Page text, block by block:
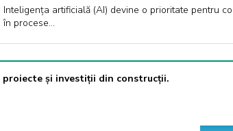
Inteligența artificială (AI) devine o prioritate pentru
în procese…
și investiții din construcții.